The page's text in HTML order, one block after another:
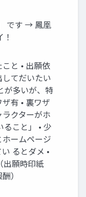
です → 鳳凰
と • 出願依
てだいたい
が多いが、特
有 • 裏ワザ
クターがホ
こと」 • 少
ームページ
るとダメ •
出願時印紙
）